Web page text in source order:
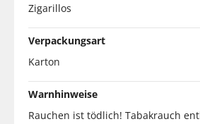
Zigarillos
Verpackungsart
Karton
Warnhinweise
Rauchen ist tödlich! Tabakrauch